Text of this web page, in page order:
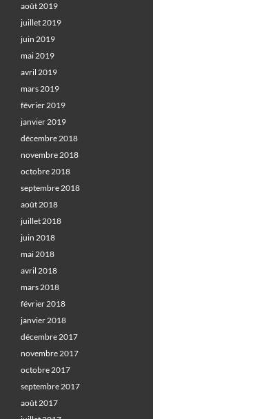
août 2019
juillet 2019
juin 2019
mai 2019
avril 2019
mars 2019
février 2019
janvier 2019
décembre 2018
novembre 2018
octobre 2018
septembre 2018
août 2018
juillet 2018
juin 2018
mai 2018
avril 2018
mars 2018
février 2018
janvier 2018
décembre 2017
novembre 2017
octobre 2017
septembre 2017
août 2017